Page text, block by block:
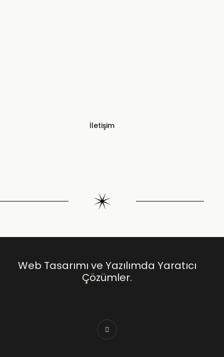
İletişim
Web Tasarımı ve Yazılımda Yaratıcı
Çözümler.